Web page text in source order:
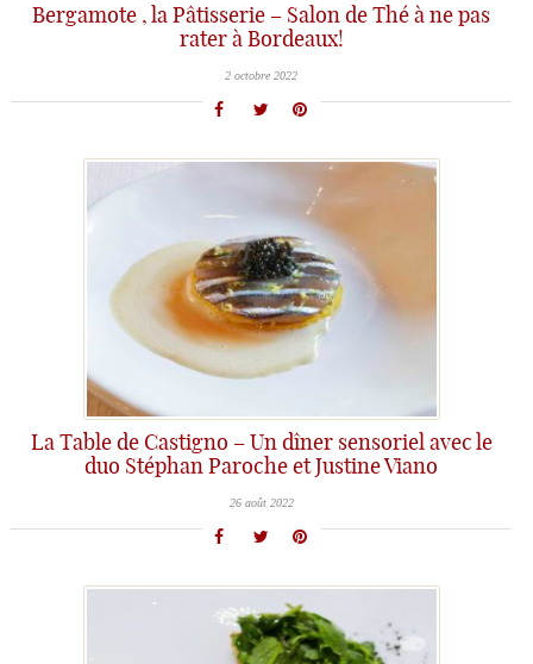
Bergamote , la Pâtisserie – Salon de Thé à ne pas
rater à Bordeaux!
2 octobre 2022
La Table de Castigno – Un dîner sensoriel avec le
duo Stéphan Paroche et Justine Viano
26 août 2022